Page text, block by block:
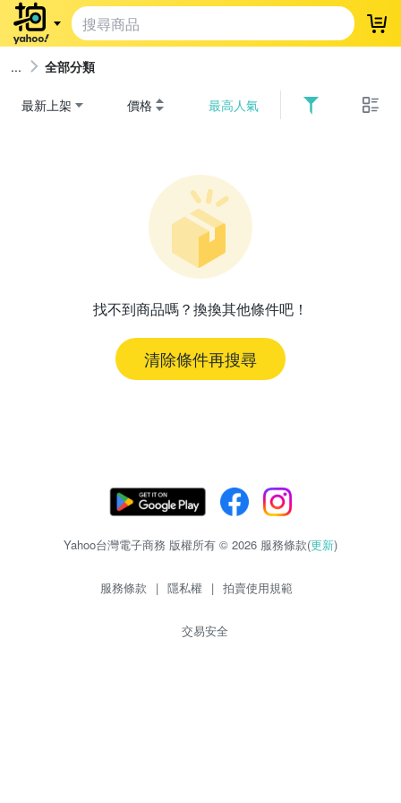
登
全部分類
最新上架 價格 最高人氣
找不到商品嗎？換換其他條件吧！
清除條件再搜尋
Yahoo台灣電子商務 版權所有 © 2026 服務條款(更新)
服務條款 | 隱私權 | 拍賣使用規範
交易安全